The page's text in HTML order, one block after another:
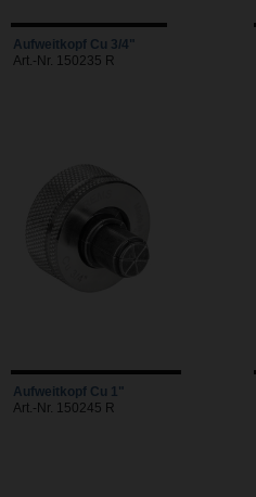
Aufweitkopf Cu 3/4"
Art.-Nr. 150235 R
Aufweitkopf Cu 1"
Art.-Nr. 150245 R